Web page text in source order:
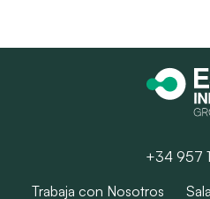
+34 957
Trabaja con Nosotros